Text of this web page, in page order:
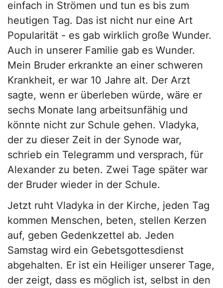
einfach in Strömen und tun es bis zum
heutigen Tag. Das ist nicht nur eine Art
Popularität - es gab wirklich große Wunder.
Auch in unserer Familie gab es Wunder.
Mein Bruder erkrankte an einer schweren
Krankheit, er war 10 Jahre alt. Der Arzt
sagte, wenn er überleben würde, wäre er
sechs Monate lang arbeitsunfähig und
könnte nicht zur Schule gehen. Vladyka,
der zu dieser Zeit in der Synode war,
schrieb ein Telegramm und versprach, für
Alexander zu beten. Zwei Tage später war
der Bruder wieder in der Schule.
Jetzt ruht Vladyka in der Kirche, jeden Tag
kommen Menschen, beten, stellen Kerzen
auf, geben Gedenkzettel ab. Jeden
Samstag wird ein Gebetsgottesdienst
abgehalten. Er ist ein Heiliger unserer Tage,
der zeigt, dass es möglich ist, selbst in den